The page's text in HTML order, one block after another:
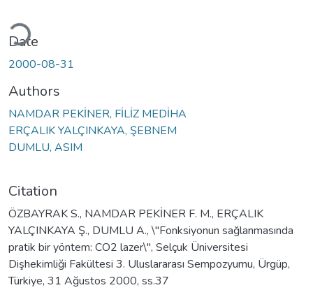
Date
2000-08-31
Authors
NAMDAR PEKİNER, FİLİZ MEDİHA
ERÇALIK YALÇINKAYA, ŞEBNEM
DUMLU, ASIM
Citation
ÖZBAYRAK S., NAMDAR PEKİNER F. M., ERÇALIK
YALÇINKAYA Ş., DUMLU A., \"Fonksiyonun sağlanmasında
pratik bir yöntem: CO2 lazer\", Selçuk Üniversitesi
Dişhekimliği Fakültesi 3. Uluslararası Sempozyumu, Ürgüp,
Türkiye, 31 Ağustos 2000, ss.37